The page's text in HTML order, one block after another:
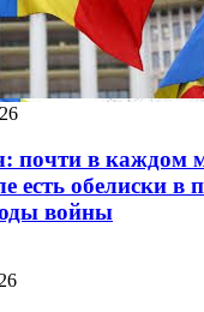
почти в каждом
есть обелиски в
войны